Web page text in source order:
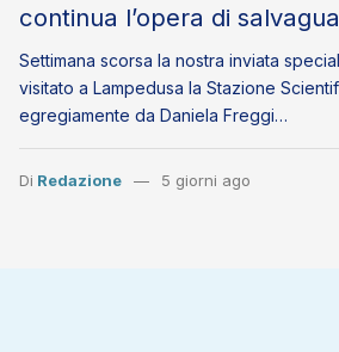
continua l’opera di
Settimana scorsa la nostra inviata
visitato a Lampedusa la Stazione
egregiamente da Daniela Freggi…
Di Redazione 5 giorni ago